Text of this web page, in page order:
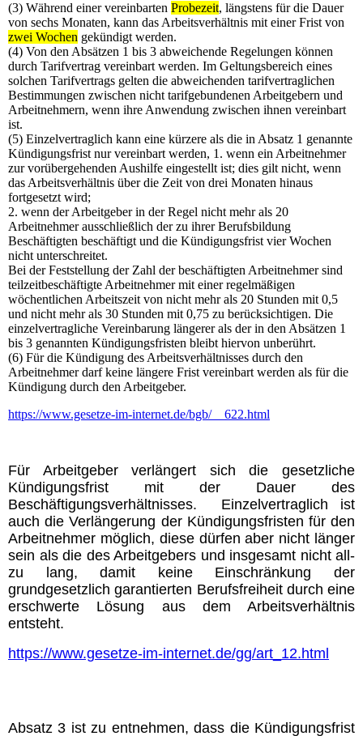
(3) Während einer vereinbarten Probezeit, längstens für die Dauer
von sechs Monaten, kann das Arbeitsverhältnis mit einer Frist von
zwei Wochen gekündigt werden.
(4) Von den Absätzen 1 bis 3 abweichende Regelungen können
durch Tarifvertrag vereinbart werden. Im Geltungsbereich eines
solchen Tarifvertrags gelten die abweichenden tarifvertraglichen
Bestimmungen zwischen nicht tarifgebundenen Arbeitgebern und
Arbeitnehmern, wenn ihre Anwendung zwischen ihnen vereinbart
ist.
(5) Einzelvertraglich kann eine kürzere als die in Absatz 1 genannte
Kündigungsfrist nur vereinbart werden, 1. wenn ein Arbeitnehmer
zur vorübergehenden Aushilfe eingestellt ist; dies gilt nicht, wenn
das Arbeitsverhältnis über die Zeit von drei Monaten hinaus
fortgesetzt wird;
2. wenn der Arbeitgeber in der Regel nicht mehr als 20
Arbeitnehmer ausschließlich der zu ihrer Berufsbildung
Beschäftigten beschäftigt und die Kündigungsfrist vier Wochen
nicht unterschreitet.
Bei der Feststellung der Zahl der beschäftigten Arbeitnehmer sind
teilzeitbeschäftigte Arbeitnehmer mit einer regelmäßigen
wöchentlichen Arbeitszeit von nicht mehr als 20 Stunden mit 0,5
und nicht mehr als 30 Stunden mit 0,75 zu berücksichtigen. Die
einzelvertragliche Vereinbarung längerer als der in den Absätzen 1
bis 3 genannten Kündigungsfristen bleibt hiervon unberührt.
(6) Für die Kündigung des Arbeitsverhältnisses durch den
Arbeitnehmer darf keine längere Frist vereinbart werden als für die
Kündigung durch den Arbeitgeber.
https://www.gesetze-im-internet.de/bgb/__622.html
Für Arbeitgeber verlängert sich die gesetzliche
Kündigungsfrist mit der Dauer des
Beschäftigungsverhältnisses. Einzelvertraglich ist
auch die Verlängerung der Kündigungsfristen für den
Arbeitnehmer möglich, diese dürfen aber nicht länger
sein als die des Arbeitgebers und insgesamt nicht all­
zu lan­g, damit keine Einschränkung der
grundgesetzlich garantierten Berufsfreiheit durch eine
erschwerte Lösung aus dem Arbeitsverhältnis
entsteht.
https://www.gesetze-im-internet.de/gg/art_12.html
Absatz 3 ist zu entnehmen, dass die Kündigungsfrist